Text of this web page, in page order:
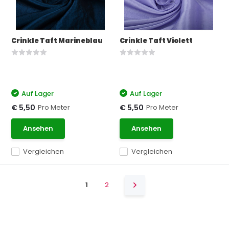
Crinkle Taft Marineblau
Vergleichen
Auf Lager
€ 5,50 Pro Meter
Ansehen
Crinkle Taft Violett
Vergleichen
Auf Lager
€ 5,50 Pro Meter
Ansehen
1 2